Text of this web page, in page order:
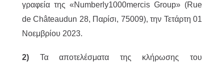
γραφεία της «Numberly1000mercis Group» (Rue
de Châteaudun 28, Παρίσι, 75009), την Τετάρτη 01
Νοεμβρίου 2023.
2) Τα αποτελέσματα της κλήρωσης του